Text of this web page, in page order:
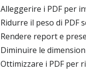
Alleggerire i PDF per
Ridurre il peso di PDF
Rendere report e
Diminuire le
Ottimizzare i PDF per